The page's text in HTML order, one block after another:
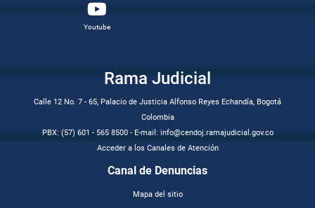
Youtube
Rama Judicial
Calle 12 No. 7 - 65, Palacio de Justicia Alfonso Reyes Echandía, Bogotá
Colombia
PBX: (57) 601 - 565 8500 - E-mail: info@cendoj.ramajudicial.gov.co
Acceder a los Canales de Atención
Canal de Denuncias
Mapa del sitio